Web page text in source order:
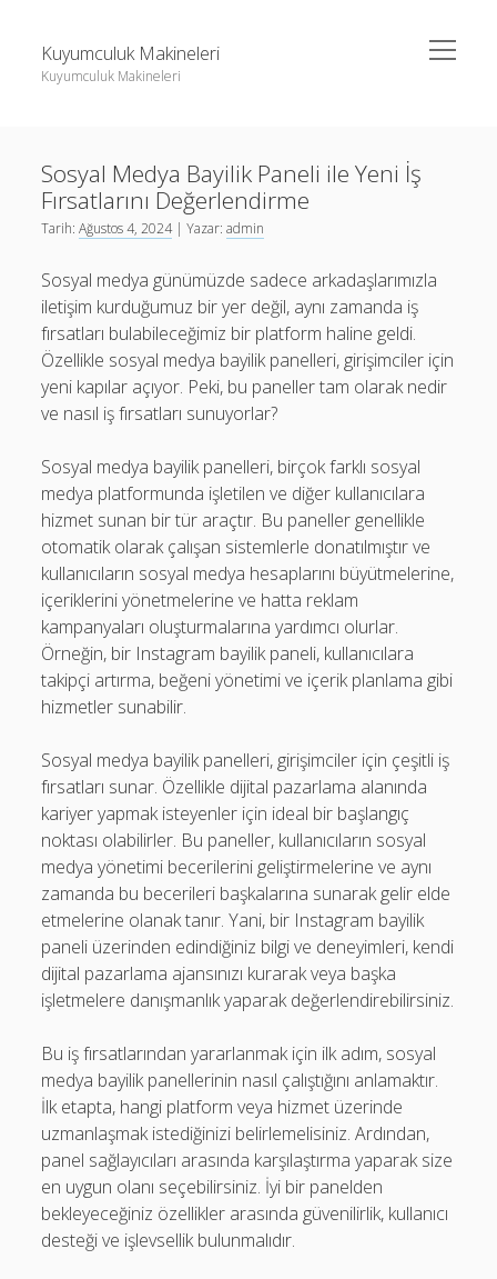
Kuyumculuk Makineleri
Kuyumculuk Makineleri
menüyü
aç
Liste
Sayfa Listesi
Twitter Gizli Sikiş
Bedava Instagram Takipçi Yükseltme
Sayfa Listesi
Shorts Beğeni Gönderme Hilesi Ücretsiz
Twitter Gizli Sikiş
Sosyal Medya Bayilik Paneli ile Yeni İş
Fırsatlarını Değerlendirme
Tarih:Ağustos 4, 2024| Yazar:admin
Sosyal medya günümüzde sadece arkadaşlarımızla
iletişim kurduğumuz bir yer değil, aynı zamanda iş
fırsatları bulabileceğimiz bir platform haline geldi.
Özellikle sosyal medya bayilik panelleri, girişimciler için
yeni kapılar açıyor. Peki, bu paneller tam olarak nedir
ve nasıl iş fırsatları sunuyorlar?
Sosyal medya bayilik panelleri, birçok farklı sosyal
medya platformunda işletilen ve diğer kullanıcılara
hizmet sunan bir tür araçtır. Bu paneller genellikle
otomatik olarak çalışan sistemlerle donatılmıştır ve
kullanıcıların sosyal medya hesaplarını büyütmelerine,
içeriklerini yönetmelerine ve hatta reklam
kampanyaları oluşturmalarına yardımcı olurlar.
Örneğin, bir Instagram bayilik paneli, kullanıcılara
takipçi artırma, beğeni yönetimi ve içerik planlama gibi
hizmetler sunabilir.
Sosyal medya bayilik panelleri, girişimciler için çeşitli iş
fırsatları sunar. Özellikle dijital pazarlama alanında
kariyer yapmak isteyenler için ideal bir başlangıç
noktası olabilirler. Bu paneller, kullanıcıların sosyal
medya yönetimi becerilerini geliştirmelerine ve aynı
zamanda bu becerileri başkalarına sunarak gelir elde
etmelerine olanak tanır. Yani, bir Instagram bayilik
paneli üzerinden edindiğiniz bilgi ve deneyimleri, kendi
dijital pazarlama ajansınızı kurarak veya başka
işletmelere danışmanlık yaparak değerlendirebilirsiniz.
Bu iş fırsatlarından yararlanmak için ilk adım, sosyal
medya bayilik panellerinin nasıl çalıştığını anlamaktır.
İlk etapta, hangi platform veya hizmet üzerinde
uzmanlaşmak istediğinizi belirlemelisiniz. Ardından,
panel sağlayıcıları arasında karşılaştırma yaparak size
en uygun olanı seçebilirsiniz. İyi bir panelden
bekleyeceğiniz özellikler arasında güvenilirlik, kullanıcı
desteği ve işlevsellik bulunmalıdır.